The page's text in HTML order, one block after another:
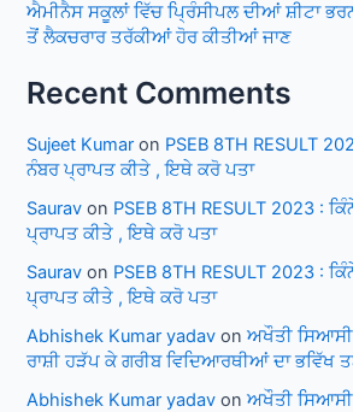
ਐਮੀਨੈਸ ਸਕੂਲਾਂ ਵਿੱਚ ਪ੍ਰਿੰਸੀਪਲ ਦੀਆਂ ਸ਼ੀਟਾ
ਤੋਂ ਲੈਕਚਰਾਰ ਤਰੱਕੀਆਂ ਹੋਰ ਕੀਤੀਆਂ ਜਾਣ
Recent Comments
Sujeet Kumar on PSEB 8TH RESULT
ਨੰਬਰ ਪ੍ਰਾਪਤ ਕੀਤੇ , ਇਥੇ ਕਰੋ ਪਤਾ
Saurav on PSEB 8TH RESULT 2023 :
ਪ੍ਰਾਪਤ ਕੀਤੇ , ਇਥੇ ਕਰੋ ਪਤਾ
Saurav on PSEB 8TH RESULT 2023 :
ਪ੍ਰਾਪਤ ਕੀਤੇ , ਇਥੇ ਕਰੋ ਪਤਾ
Abhishek Kumar yadav onਅਖੌਤੀ
ਰਾਸ਼ੀ ਹੜੱਪ ਕੇ ਗਰੀਬ ਵਿਦਿਆਰਥੀਆਂ ਦਾ ਭਵਿੱਖ
Abhishek Kumar yadav onਅਖੌਤੀ